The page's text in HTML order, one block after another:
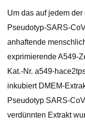
Um das auf jedem
Pseudotyp-SARS-
anhaftende
exprimierende A549-
Kat.-Nr. a549-
inkubiert DMEM-
Pseudotyp SARS-
verdünnten Extrakt